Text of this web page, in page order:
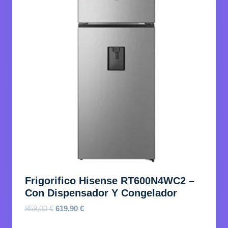
Frigorifico Hisense RT600N4WC2 –
Con Dispensador Y Congelador
859,00€ El
619,90 €El